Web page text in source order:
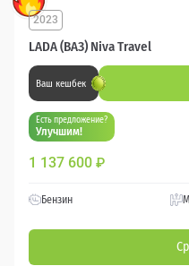
LADA (ВАЗ) Niva Travel
2023
Ваш кешбек
Есть предложение?
Улучшим!
1 137 600 ₽
Бензин